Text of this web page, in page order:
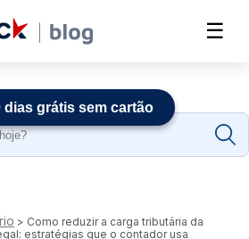
☰
> Como reduzir a carga tributária da
estratégias que o contador usa
dias grátis sem cartão